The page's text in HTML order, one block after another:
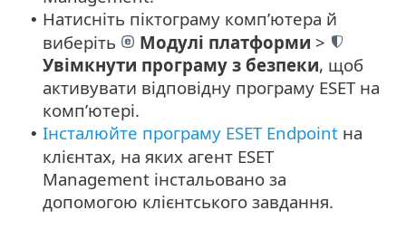
• Натисніть піктограму комп’ютера й
виберіть
Модулі платформи >
Увімкнути програму з безпеки, щоб
активувати відповідну програму ESET на
комп’ютері.
• Інсталюйте програму ESET Endpoint на
клієнтах, на яких агент ESET
Management інстальовано за
допомогою клієнтського завдання.